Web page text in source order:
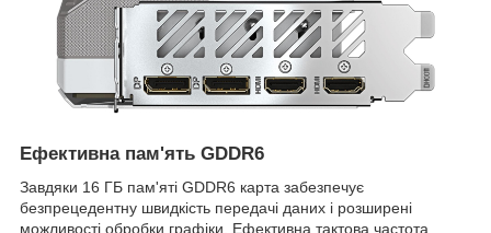
Ефективна пам'ять GDDR6
Завдяки 16 ГБ пам'яті GDDR6 карта забезпечує
безпрецедентну швидкість передачі даних і розширені
можливості обробки графіки. Ефективна тактова частота